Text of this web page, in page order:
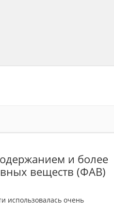
и более
веществ (ФАВ)
использовалась очень